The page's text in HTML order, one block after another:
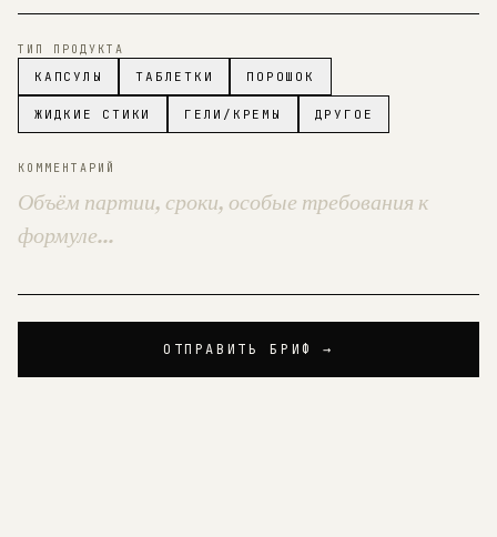
ТИП ПРОДУКТА
КАПСУЛЫ ТАБЛЕТКИ ПОРОШОК
ЖИДКИЕ СТИКИ ГЕЛИ/КРЕМЫ ДРУГОЕ
КОММЕНТАРИЙ
ОТПРАВИТЬ БРИФ →